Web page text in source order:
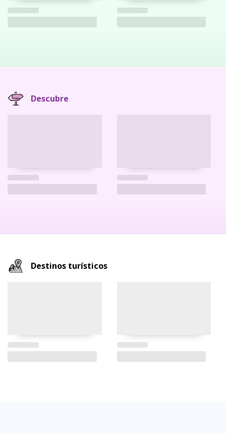
Descubre
Destinos turísticos